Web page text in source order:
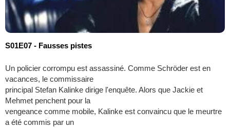
S01E07 - Fausses pistes
Un policier corrompu est assassiné. Comme Schröder est en
vacances, le commissaire
principal Stefan Kalinke dirige l'enquête. Alors que Jackie et
Mehmet penchent pour la
vengeance comme mobile, Kalinke est convaincu que le meurtre
a été commis par un